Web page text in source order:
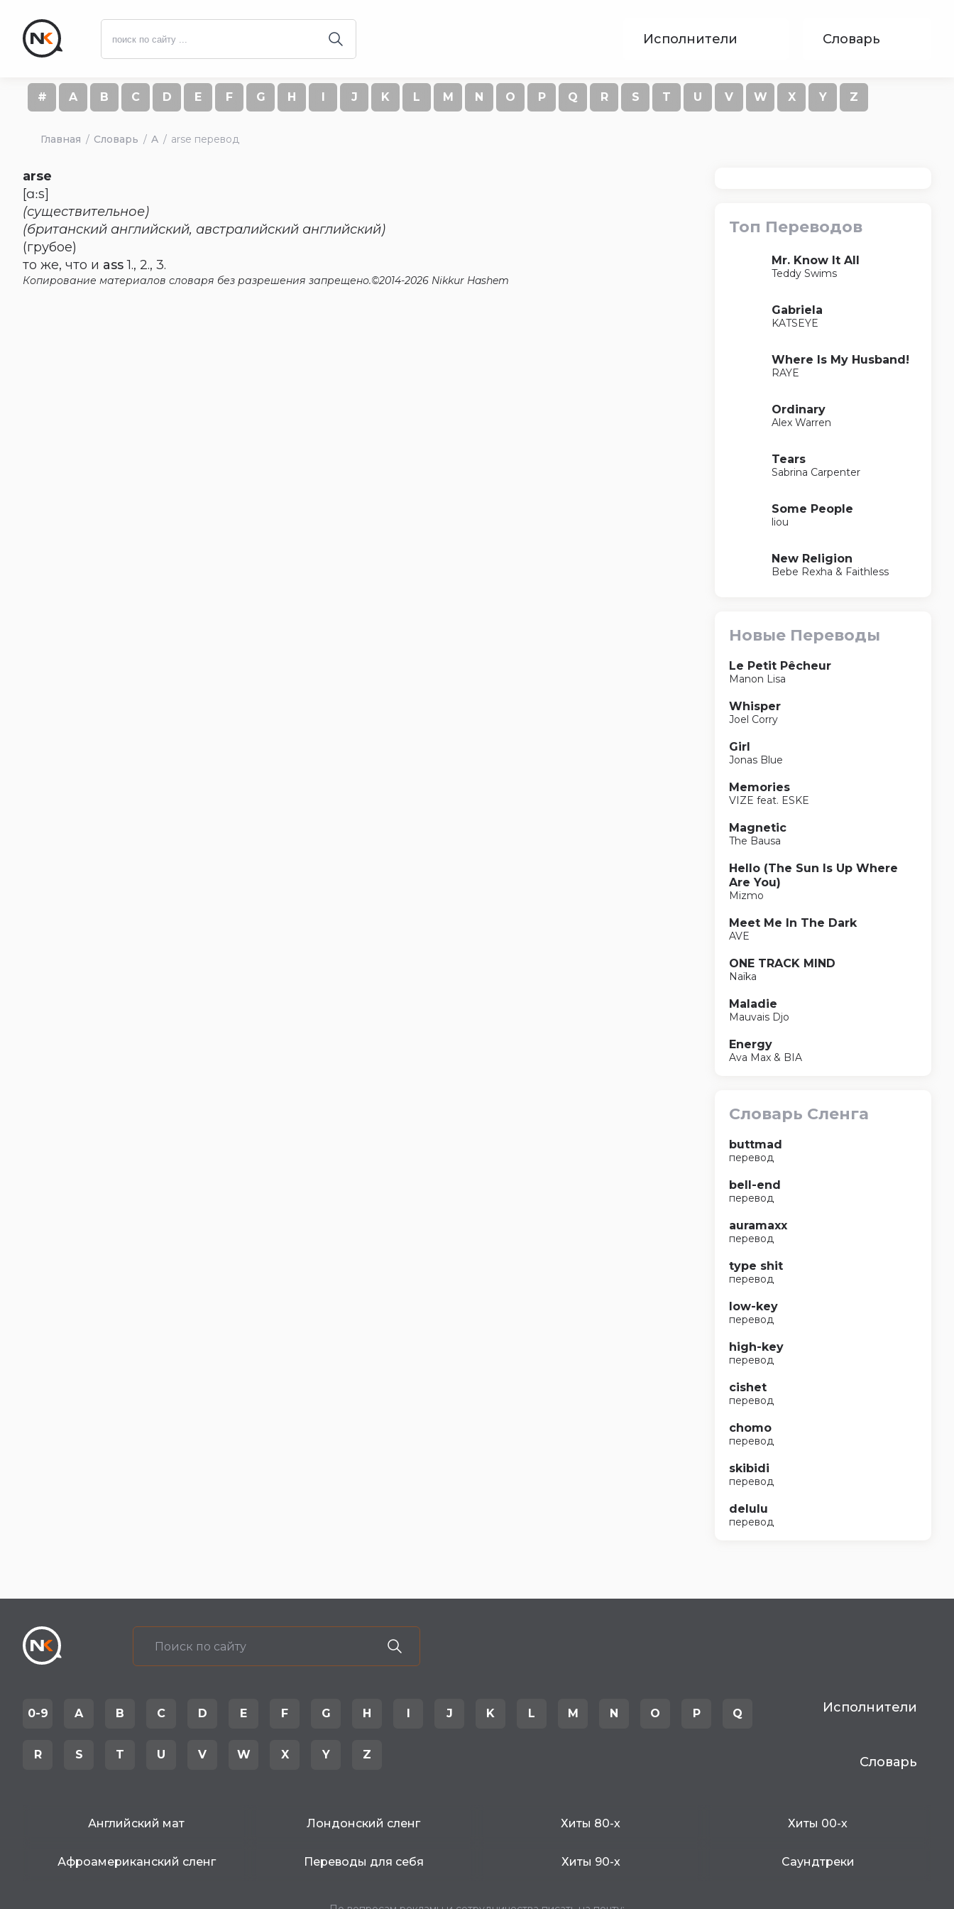
Исполнители Словарь
# A B C D E F G H I J K L M N O P Q R S T U V W X Y Z
Главная Словарь A arse перевод
arse
[ɑːs]
(существительное)
(британский английский, австралийский английский)
(грубое)
то же, что и ass1., 2., 3.
Копирование материалов словаря без разрешения запрещено.©2014-2026 Nikkur Hashem
Топ Переводов
Mr. Know It All
Teddy Swims
Gabriela
KATSEYE
Where Is My Husband!
RAYE
Ordinary
Alex Warren
Tears
Sabrina Carpenter
Some People
liou
New Religion
Bebe Rexha & Faithless
Новые Переводы
Le Petit Pêcheur
Manon Lisa
Whisper
Joel Corry
Girl
Jonas Blue
Memories
VIZE feat. ESKE
Magnetic
The Bausa
Hello (The Sun Is Up Where
Are You)
Mizmo
Meet Me In The Dark
AVE
ONE TRACK MIND
Naïka
Maladie
Mauvais Djo
Energy
Ava Max & BIA
Словарь Сленга
buttmad
перевод
bell-end
перевод
auramaxx
перевод
type shit
перевод
low-key
перевод
high-key
перевод
cishet
перевод
chomo
перевод
skibidi
перевод
delulu
перевод
0-9 A B C D E F G H I J K L M N O P Q
R S T U V W X Y Z
Исполнители
Словарь
Английский мат Лондонский сленг Хиты 80-х Хиты 00-х
Афроамериканский сленг Переводы для себя Хиты 90-х Саундтреки